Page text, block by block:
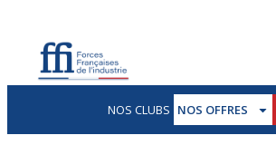
NOS CLUBS NOS OFFRES